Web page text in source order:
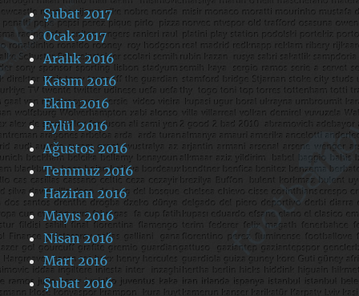
Şubat 2017
Ocak 2017
Aralık 2016
Kasım 2016
Ekim 2016
Eylül 2016
Ağustos 2016
Temmuz 2016
Haziran 2016
Mayıs 2016
Nisan 2016
Mart 2016
Şubat 2016